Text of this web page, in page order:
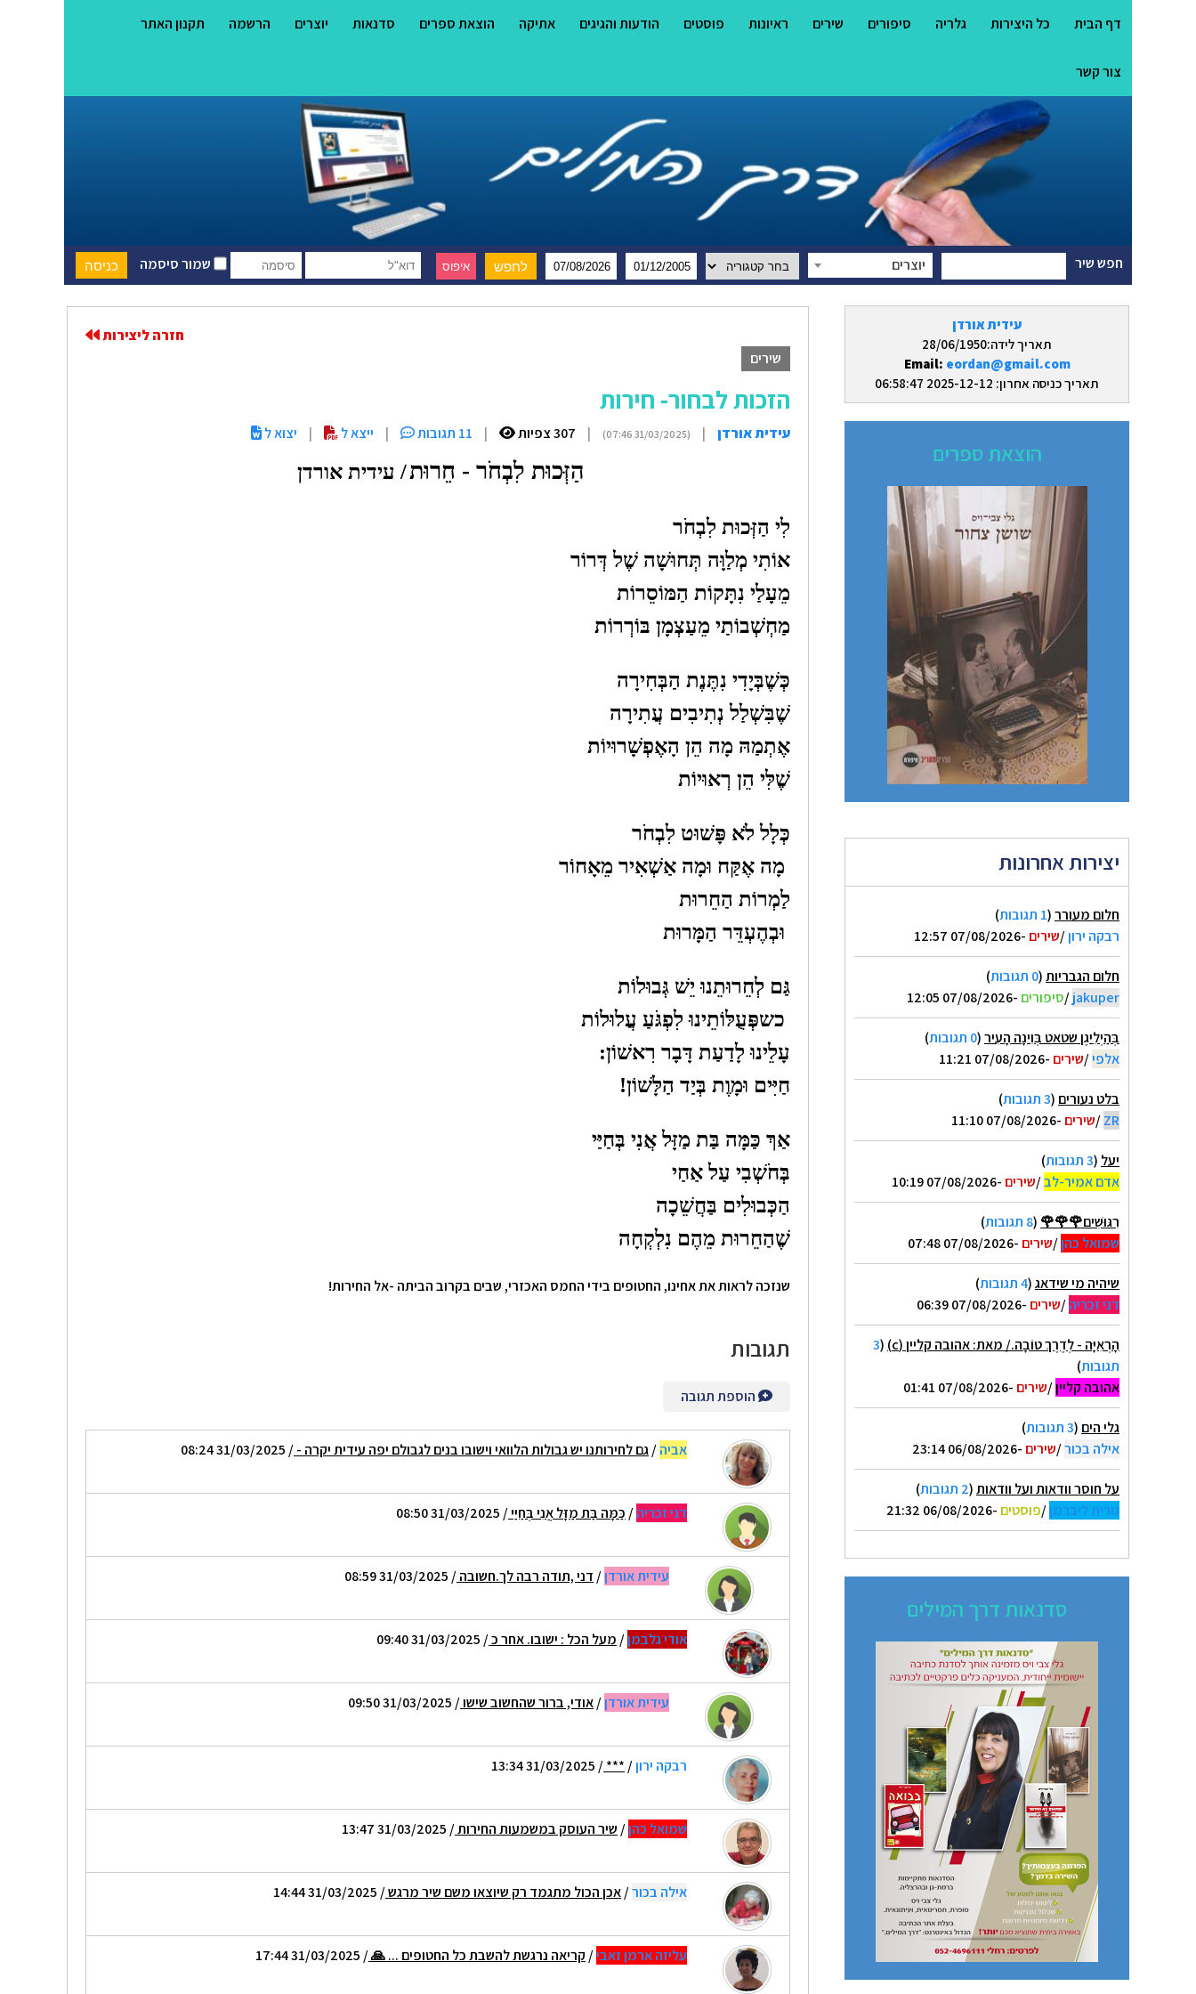
דף הבית כל היצירות גלריה סיפורים שירים ראיונות פוסטים הודעות והגיגים אתיקה הוצאת ספרים סדנאות יוצרים הרשמה תקנון האתר
צור קשר
שמור סיסמה חפש שיר יוצרים
עידית אורדן
תאריך לידה:28/06/1950
Email: eordan@gmail.com
תאריך כניסה אחרון: 2025-12-12 06:58:47
הוצאת ספרים
יצירות אחרונות
חלום מעורר(1 תגובות
)
רבקה ירון/שירים -07/08/2026 12:57
חלום הגבריות(0 תגובות
)
jakuper
/סיפורים -07/08/2026 12:05
בְּהַיְלִיגֶן שטאט בְּוִינָה הָעִיר(0 תגובות
)
אלפי/שירים -07/08/2026 11:21
בלט נעורים (3 תגובות
)
ZR
/שירים -07/08/2026 11:10
יעל (3 תגובות
)
אדם אמיר-לב/שירים -07/08/2026 10:19
רִגּוּשִׁים🌹🌹🌹 (8 תגובות
)
שמואל כהן/שירים -07/08/2026 07:48
שיהיה מי שידאג(4 תגובות
)
דני זכריה/שירים -07/08/2026 06:39
הָרְאִיָּה - לְדֶרֶךְ טוֹבָה./ מאת: אהובה קליין (c) (
3
תגובות)
אהובה קליין/שירים -07/08/2026 01:41
גלי הים (3 תגובות
)
אילה בכור/שירים -06/08/2026 23:14
על חוסר וודאות ועל וודאות(2 תגובות
)
נורית ליברמן/פוסטים -06/08/2026 21:32
סדנאות דרך המילים
חזרה ליצירות
שירים
הזכות לבחור- חירות
עידית אורדן |
(31/03/2025 07:46)
| 307 צפיות | 11 תגובות | ייצא ל | יצוא ל
הַזְּכוּת לִבְחֹר - חֵרוּת/ עידית אורדן
לִי הַזְּכוּת לִבְחֹר
אוֹתִי מְלַוָּה תְּחוּשָׁה שֶׁל דְּרוֹר
מֵעָלַי נִתָּקוֹת הַמּוֹסֵרוֹת
מַחְשְׁבוֹתַי מֵעַצְמָן בּוֹרְרוֹת
כְּשֶׁבְּיָדִי נִתֶּנֶת הַבְּחִירָה
שֶׁבִּשְׁלַל נְתִיבִים עֲתִירָה
אֶתְמַהּ מָה הֵן הָאֶפְשָׁרוּיוֹת
שֶׁלִּי הֵן רְאוּיוֹת
כְּלָל לֹא פָּשׁוּט לִבְחֹר
מָה אֶקַּח וּמָה אַשְׁאִיר מֵאָחוֹר
לַמְרוֹת הַחֵרוּת
וּבְהֶעְדֵּר הַמָּרוּת
גַּם לְחֵרוּתֵנוּ יֵשׁ גְּבוּלוֹת
כשפְּעֻלּוֹתֵינוּ לִפְגֹּעַ עֲלוּלוֹת
עָלֵינוּ לָדַעַת דָּבָר רִאשׁוֹן:
חַיִּים וּמָוֶת בְּיַד הַלָּשׁוֹן!
אַךְ כַּמָּה בַּת מַזָּל אֲנִי בְּחַיַּי
בְּחֹשְׁבִי עַל אַחַי
הַכְּבוּלִים בַּחֲשֵׁכָה
שֶׁהַחֵרוּת מֵהֶם נִלְקְחָה
שנזכה לראות את אחינו, החטופים בידי החמס האכזרי, שבים בקרוב הביתה -אל החירות!
תגובות
הוספת תגובה
אביה/גם לחירותנו יש גבולות הלוואי וישובו בנים לגבולם יפה עידית יקרה -/ 31/03/2025 08:24
דני זכריה/כַּמָּה בַּת מַזָּל אֲנִי בְּחַיַּי/ 31/03/2025 08:50
עידית אורדן/דני ,תודה רבה לך.חשובה/ 31/03/2025 08:59
אודי גלבמן/מעל הכל : ישובו. אחר כ/ 31/03/2025 09:40
עידית אורדן/אודי, ברור שהחשוב שישו/ 31/03/2025 09:50
רבקה ירון/
***
/ 31/03/2025 13:34
שמואל כהן/שיר העוסק במשמעות החירות/ 31/03/2025 13:47
אילה בכור/אכן הכול מתגמד רק שיוצאו משם שיר מרגש/ 31/03/2025 14:44
עליזה ארמן זאבי/קריאה נרגשת להשבת כל החטופים ... 🙏/ 31/03/2025 17:44